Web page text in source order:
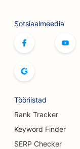
SEO
SEO rindade
SEO buffet-
Sotsiaalmeedia
Tööriistad
Rank Tracker
Keyword Finder
SERP Checker